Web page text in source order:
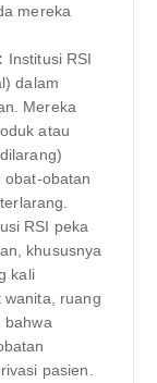
mereka
Institusi RSI
dalam
Mereka
atau
obat-obatan
RSI peka
khususnya
kali
wanita, ruang
bahwa
pasien.